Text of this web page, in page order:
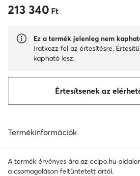
213 340 Ft
213 340 Ft
Ez a termék jelenleg nem
Iratkozz fel az értesítésre.
kapható lesz.
Értesítsenek az
Termékinformációk
A termék érvényes ára az ecipo.hu
a csomagoláson feltüntetett ártól.